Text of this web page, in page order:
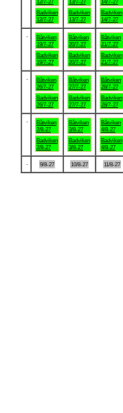
12/7-27
Badviken
12/7-27
13/7-27
Badviken
13/7-27
14/7-27
Badviken
14/7-27
Båtviken
19/7-27
Badviken
19/7-27
Båtviken
20/7-27
Badviken
20/7-27
Båtviken
21/7-27
Badviken
21/7-27
Båtviken
26/7-27
Badviken
26/7-27
Båtviken
27/7-27
Badviken
27/7-27
Båtviken
28/7-27
Badviken
28/7-27
Båtviken
2/8-27
Badviken
2/8-27
Båtviken
3/8-27
Badviken
3/8-27
Båtviken
4/8-27
Badviken
4/8-27
9/8-27 10/8-27 11/8-27